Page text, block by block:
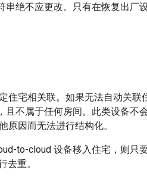
串绝不应更改。只有在恢复出
住宅相关联。如果无法自动关联
且不属于任何房间。此类设备不
原因而无法进行结构化。
to-cloud 设备移入住宅，则只
去重。